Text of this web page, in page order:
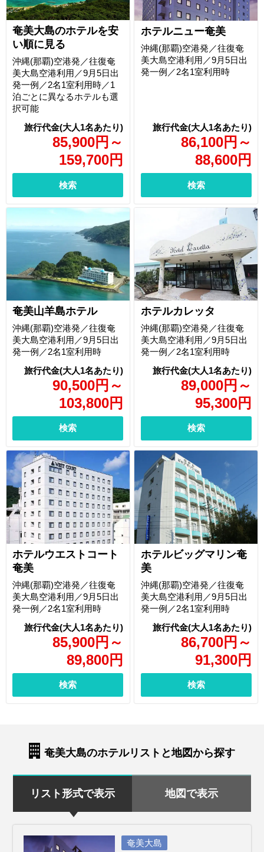
奄美大島のホテルを安
い順に見る
85,900円 ～
159,700円
沖縄(那覇)空港発／往復奄
美大島空港利用／9月5日出
発一例／2名1室利用時／1
泊ごとに異なるホテルも選
択可能
検索
ホテルニュー奄美
86,100円 ～
88,600円
沖縄(那覇)空港発／往復奄
美大島空港利用／9月5日出
発一例／2名1室利用時
検索
奄美山羊島ホテル
90,500円 ～
103,800円
沖縄(那覇)空港発／往復奄
美大島空港利用／9月5日出
発一例／2名1室利用時
検索
ホテルカレッタ
89,000円 ～
95,300円
沖縄(那覇)空港発／往復奄
美大島空港利用／9月5日出
発一例／2名1室利用時
検索
ホテルウエストコート
奄美
85,900円 ～
89,800円
沖縄(那覇)空港発／往復奄
美大島空港利用／9月5日出
発一例／2名1室利用時
検索
ホテルビッグマリン奄
美
86,700円 ～
91,300円
沖縄(那覇)空港発／往復奄
美大島空港利用／9月5日出
発一例／2名1室利用時
検索
奄美大島のホテルリストと地図から探す
リスト形式で表示 地図で表示
奄美大島